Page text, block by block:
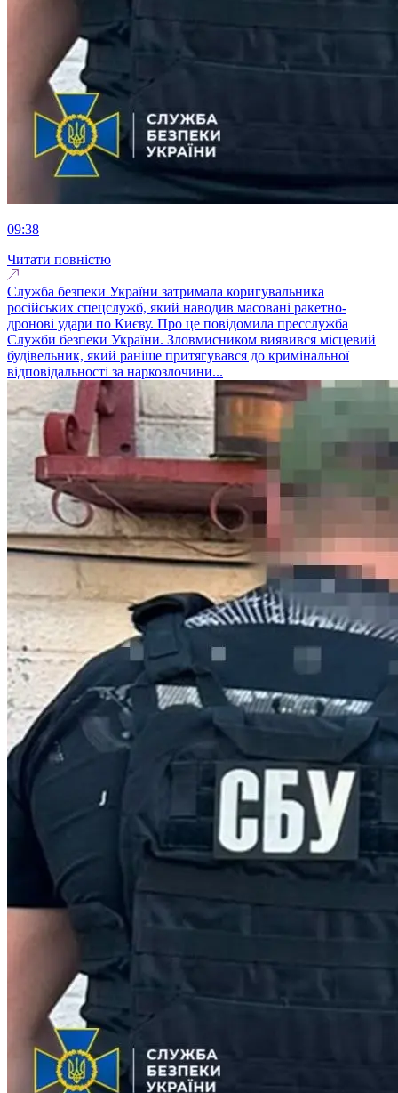
09:38
Читати повністю
Служба безпеки України затримала коригувальника
російських спецслужб, який наводив масовані ракетно-
дронові удари по Києву. Про це повідомила пресслужба
Служби безпеки України. Зловмисником виявився місцевий
будівельник, який раніше притягувався до кримінальної
відповідальності за наркозлочини...